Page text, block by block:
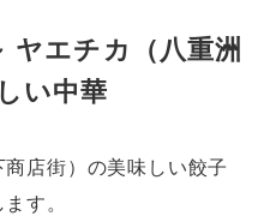
ヤエチカ（八重洲
い中華
店街）の美味しい餃子
す。